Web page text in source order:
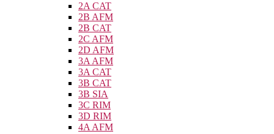
2A CAT
2B AFM
2B CAT
2C AFM
2D AFM
3A AFM
3A CAT
3B CAT
3B SIA
3C RIM
3D RIM
4A AFM